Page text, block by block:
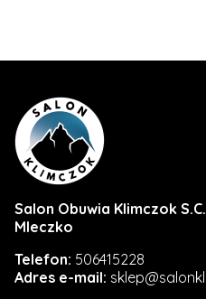
Salon Obuwia Klimczok
Mleczko
Telefon: 506415228
Adres e-mail: